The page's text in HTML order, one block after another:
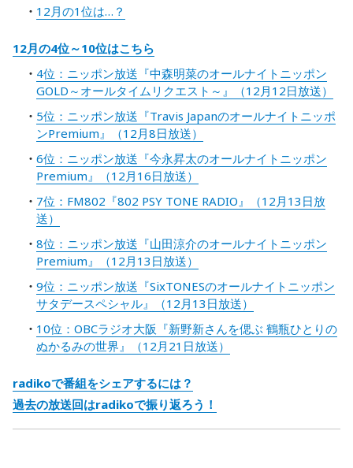
12月の1位は…？
12月の4位～10位はこちら
4位：ニッポン放送『中森明菜のオールナイトニッポン
GOLD～オールタイムリクエスト～』（12月12日放送）
5位：ニッポン放送『Travis Japanのオールナイトニッポ
ンPremium』（12月8日放送）
6位：ニッポン放送『今永昇太のオールナイトニッポン
Premium』（12月16日放送）
7位：FM802『802 PSY TONE RADIO』（12月13日放
送）
8位：ニッポン放送『山田涼介のオールナイトニッポン
Premium』（12月13日放送）
9位：ニッポン放送『SixTONESのオールナイトニッポン
サタデースペシャル』（12月13日放送）
10位：OBCラジオ大阪『新野新さんを偲ぶ 鶴瓶ひとりの
ぬかるみの世界』（12月21日放送）
radikoで番組をシェアするには？
過去の放送回はradikoで振り返ろう！